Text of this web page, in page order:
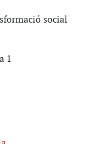
social
1